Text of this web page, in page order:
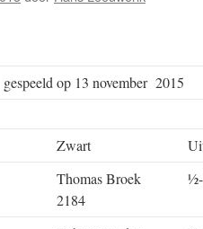
op 13 november 2015
Zwart
Thomas Broek
2184